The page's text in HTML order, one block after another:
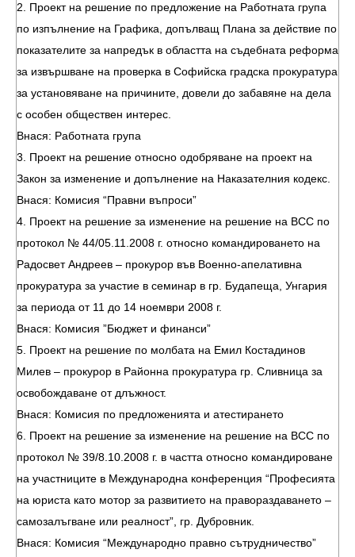
2. Проект на решение по предложение на Работната група
по изпълнение на Графика, допълващ Плана за действие по
показателите за напредък в областта на съдебната реформа
за извършване на проверка в Софийска градска прокуратура
за установяване на причините, довели до забавяне на дела
с особен обществен интерес.
Внася: Работната група
3. Проект на решение относно одобряване на проект на
Закон за изменение и допълнение на Наказателния кодекс.
Внася: Комисия “Правни въпроси”
4. Проект на решение за изменение на решение на ВСС по
протокол № 44/05.11.2008 г. относно командироването на
Радосвет Андреев – прокурор във Военно-апелативна
прокуратура за участие в семинар в гр. Будапеща, Унгария
за периода от 11 до 14 ноември 2008 г.
Внася: Комисия ”Бюджет и финанси”
5. Проект на решение по молбата на Емил Костадинов
Милев – прокурор в Районна прокуратура гр. Сливница за
освобождаване от длъжност.
Внася: Комисия по предложенията и атестирането
6. Проект на решение за изменение на решение на ВСС по
протокол № 39/8.10.2008 г. в частта относно командироване
на участниците в Международна конференция “Професията
на юриста като мотор за развитието на правораздаването –
самозалъгване или реалност”, гр. Дубровник.
Внася: Комисия “Международно правно сътрудничество”